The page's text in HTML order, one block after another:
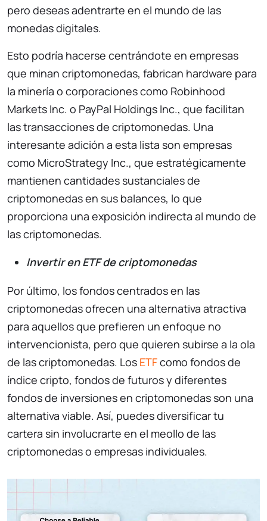
pero deseas adentrarte en el mundo de las
monedas digitales.
Esto podría hacerse centrándote en empresas
que minan criptomonedas, fabrican hardware para
la minería o corporaciones como Robinhood
Markets Inc. o PayPal Holdings Inc., que facilitan
las transacciones de criptomonedas. Una
interesante adición a esta lista son empresas
como MicroStrategy Inc., que estratégicamente
mantienen cantidades sustanciales de
criptomonedas en sus balances, lo que
proporciona una exposición indirecta al mundo de
las criptomonedas.
Invertir en ETF de criptomonedas
Por último, los fondos centrados en las
criptomonedas ofrecen una alternativa atractiva
para aquellos que prefieren un enfoque no
intervencionista, pero que quieren subirse a la ola
de las criptomonedas. Los ETFcomo fondos de
índice cripto, fondos de futuros y diferentes
fondos de inversiones en criptomonedas son una
alternativa viable. Así, puedes diversificar tu
cartera sin involucrarte en el meollo de las
criptomonedas o empresas individuales.